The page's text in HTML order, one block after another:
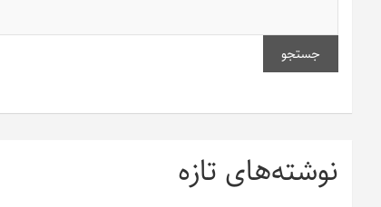
جستجو
نوشته‌های تازه